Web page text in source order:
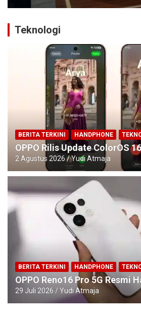
Teknologi
BERITA TERKINI HANDPHONE
OPPO Rilis Update ColorOS
2 Agustus 2026 Yudi Atmaja
BERITA TERKINI HANDPHONE
OPPO Reno16 Pro 5G Resmi
29 Juli 2026 Yudi Atmaja